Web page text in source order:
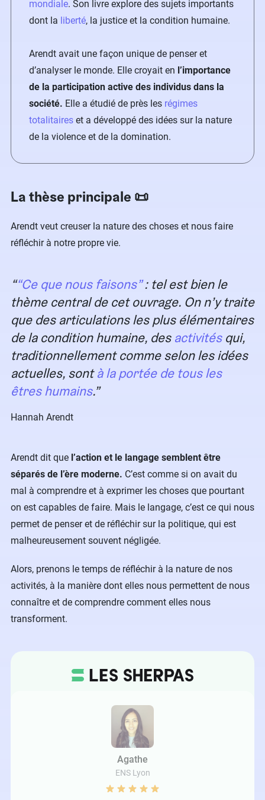
mondiale. Son livre explore des sujets importants
dont la liberté, la justice et la condition humaine.
Arendt avait une façon unique de penser et
d’analyser le monde. Elle croyait en l’importance
de la participation active des individus dans la
société. Elle a étudié de près les régimes
totalitaires et a développé des idées sur la nature
de la violence et de la domination.
La thèse principale 📜
Arendt veut creuser la nature des choses et nous faire
réfléchir à notre propre vie.
“Ce que nous faisons”: tel est bien le
thème central de cet ouvrage. On n’y traite
que des articulations les plus élémentaires
de la condition humaine, des activitésqui,
traditionnellement comme selon les idées
actuelles, sontà la portée de tous les
êtres humains.
Hannah Arendt
Arendt dit que l’action et le langage semblent être
séparés de l’ère moderne. C’est comme si on avait du
mal à comprendre et à exprimer les choses que pourtant
on est capables de faire. Mais le langage, c’est ce qui nous
permet de penser et de réfléchir sur la politique, qui est
malheureusement souvent négligée.
Alors, prenons le temps de réfléchir à la nature de nos
activités, à la manière dont elles nous permettent de nous
connaître et de comprendre comment elles nous
transforment.
Agathe
ENS Lyon